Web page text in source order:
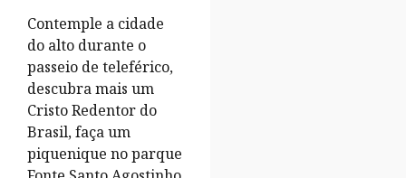
Contemple a cidade
do alto durante o
passeio de teleférico,
descubra mais um
Cristo Redentor do
Brasil, faça um
piquenique no parque